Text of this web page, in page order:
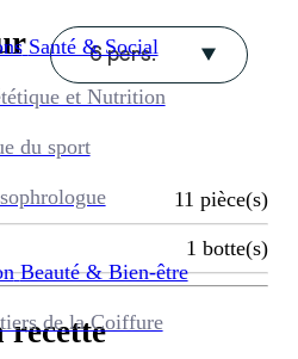
Santé & Social
et Nutrition
du sport
Beauté & Bien-être
de la Coiffure
6 pers.
11 pièce(s)
1 botte(s)
recette